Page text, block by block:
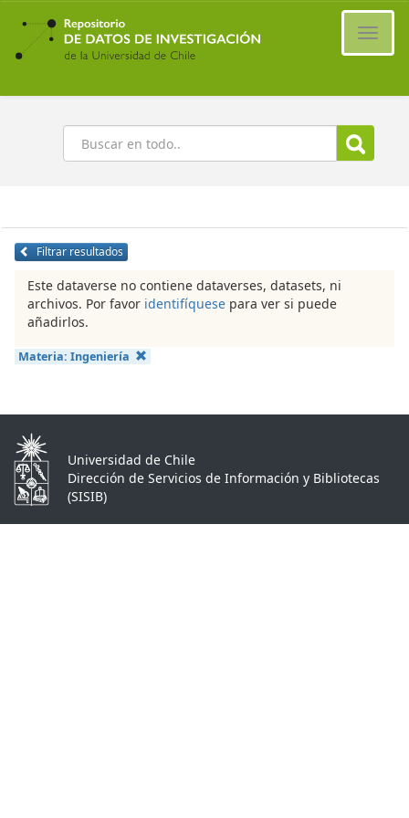
Ir
contenido
principal
Buscar
Filtrar resultados
Este dataverse no contiene dataverses, datasets, ni
archivos. Por favor identifíquese para ver si puede
añadirlos.
Materia: Ingeniería
Universidad de Chile
Dirección de Servicios de Información y Bibliotecas
(SISIB)